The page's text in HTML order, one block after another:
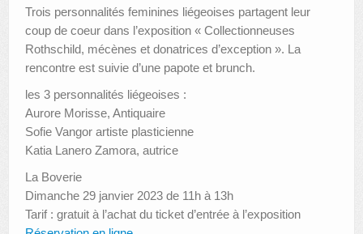
LE PORTAIL DES COLLECTIONS
Trois personnalités feminines liégeoises partagent leur
coup de coeur dans l’exposition « Collectionneuses
Rothschild, mécènes et donatrices d’exception ». La
rencontre est suivie d’une papote et brunch.
les 3 personnalités liégeoises :
Aurore Morisse, Antiquaire
Sofie Vangor artiste plasticienne
Katia Lanero Zamora, autrice
La Boverie
Dimanche 29 janvier 2023 de 11h à 13h
Tarif : gratuit à l’achat du ticket d’entrée à l’exposition